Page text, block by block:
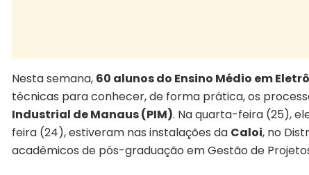
Nesta semana, 60 alunos do Ensino Médio em
técnicas para conhecer, de forma prática, os
Industrial de Manaus (PIM). Na quarta-feira (25),
feira (24), estiveram nas instalações da Caloi, no
acadêmicos de pós-graduação em Gestão de